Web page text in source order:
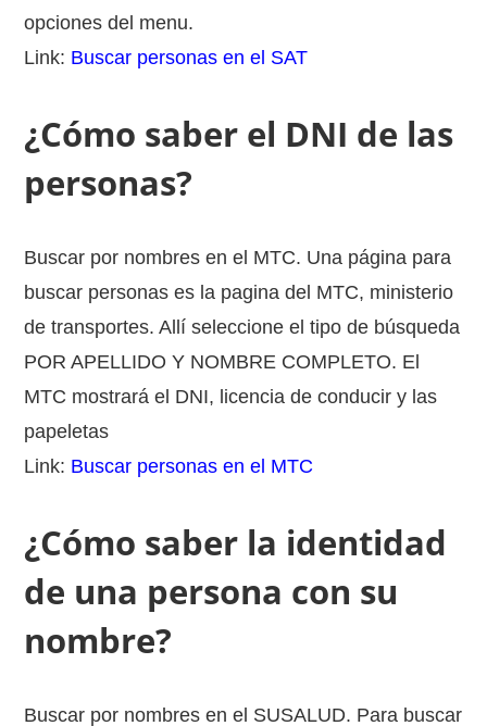
opciones del menu.
Link: Buscar personas en el SAT
¿Cómo saber el DNI de las
personas?
Buscar por nombres en el MTC. Una página para
buscar personas es la pagina del MTC, ministerio
de transportes. Allí seleccione el tipo de búsqueda
POR APELLIDO Y NOMBRE COMPLETO. El
MTC mostrará el DNI, licencia de conducir y las
papeletas
Link: Buscar personas en el MTC
¿Cómo saber la identidad
de una persona con su
nombre?
Buscar por nombres en el SUSALUD. Para buscar